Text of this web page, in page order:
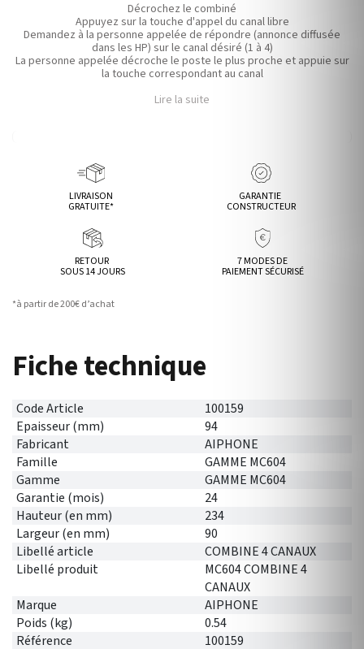
Décrochez le combiné
Appuyez sur la touche d'appel du canal libre
Demandez à la personne appelée de répondre (annonce diffusée
dans les HP) sur le canal désiré (1 à 4)
La personne appelée décroche le poste le plus proche et appuie sur
la touche correspondant au canal
Lire la suite
LIVRAISON
GRATUITE*
GARANTIE
CONSTRUCTEUR
RETOUR
SOUS 14 JOURS
7 MODES DE
PAIEMENT SÉCURISÉ
*à partir de 200€ d’achat
Fiche technique
Code Article
100159
Epaisseur (mm)
94
Fabricant
AIPHONE
Famille
GAMME MC604
Gamme
GAMME MC604
Garantie (mois)
24
Hauteur (en mm)
234
Largeur (en mm)
90
Libellé article
COMBINE 4 CANAUX
Libellé produit
MC604 COMBINE 4
CANAUX
Marque
AIPHONE
Poids (kg)
0.54
Référence
100159